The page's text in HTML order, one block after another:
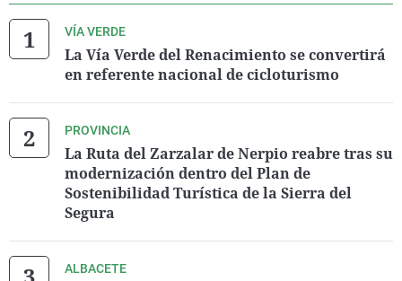
VÍA VERDE
La Vía Verde del Renacimiento se convertirá
en referente nacional de cicloturismo
PROVINCIA
La Ruta del Zarzalar de Nerpio reabre tras su
modernización dentro del Plan de
Sostenibilidad Turística de la Sierra del
Segura
ALBACETE